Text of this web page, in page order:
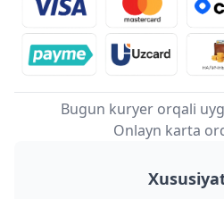
Bugun kuryer orqali
Onlayn karta